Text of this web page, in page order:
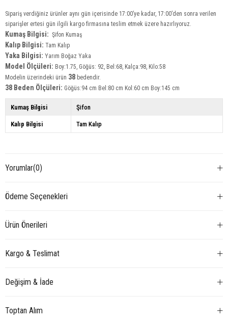
Sipariş verdiğiniz ürünler aynı gün içerisinde 17:00’ye kadar, 17:00’den sonra verilen
siparişler ertesi gün ilgili kargo firmasına teslim etmek üzere hazırlıyoruz.
Kumaş Bilgisi: Şifon Kumaş
Kalıp Bilgisi: Tam Kalıp
Yaka Bilgisi: Yarım Boğaz Yaka
Model Ölçüleri: Boy:1.75, Göğüs: 92, Bel:68, Kalça:98, Kilo:58
Modelin üzerindeki ürün 38 bedendir.
38 Beden Ölçüleri: Göğüs:94 cm Bel:80 cm Kol:60 cm Boy:145 cm
Kumaş Bilgisi Şifon
Kalıp Bilgisi Tam Kalıp
Yorumlar(0)
Ödeme Seçenekleri
Ürün Önerileri
Kargo & Teslimat
Değişim & İade
Toptan Alım